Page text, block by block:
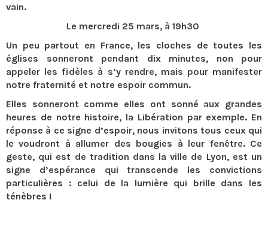
vain.
Le mercredi 25 mars, à 19h30
Un peu partout en France, les cloches de toutes les
églises sonneront pendant dix minutes, non pour
appeler les fidèles à s’y rendre, mais pour manifester
notre fraternité et notre espoir commun.
Elles sonneront comme elles ont sonné aux grandes
heures de notre histoire, la Libération par exemple. En
réponse à ce signe d’espoir, nous invitons tous ceux qui
le voudront à allumer des bougies à leur fenêtre. Ce
geste, qui est de tradition dans la ville de Lyon, est un
signe d’espérance qui transcende les convictions
particulières : celui de la lumière qui brille dans les
ténèbres !